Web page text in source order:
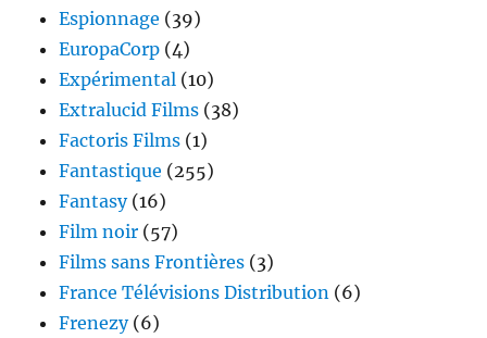
Espionnage (39)
EuropaCorp (4)
Expérimental (10)
Extralucid Films (38)
Factoris Films (1)
Fantastique (255)
Fantasy(16)
Film noir (57)
Films sans Frontières (3)
France Télévisions Distribution (6)
Frenezy(6)